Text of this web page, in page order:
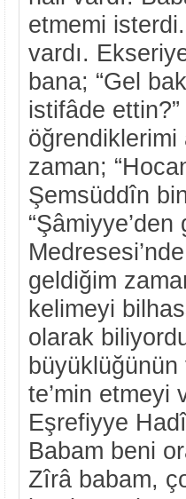
etmemi
vardı.
bana; “Gel
istifâde
öğrendiklerimi
zaman;
Şemsüddîn
geldiğim
kelimeyi
olarak
te’min etmeyi
Eşrefiyye
Babam beni
Zîrâ babam,